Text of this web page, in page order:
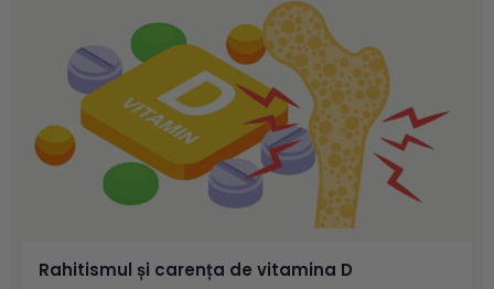
Rahitismul și carența de vitamina D